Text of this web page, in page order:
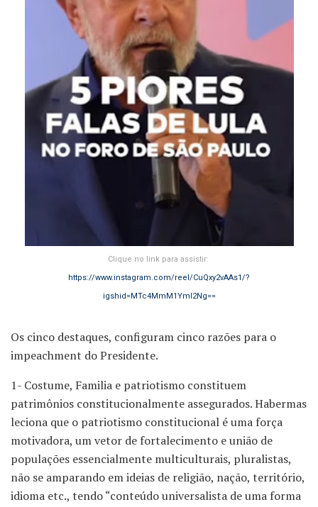
Clique no link para assistir:
https://www.instagram.com/reel/CuQxy2vAAs1/?
igshid=MTc4MmM1YmI2Ng==
Os cinco destaques, configuram cinco razões para o
impeachment do Presidente.
1- Costume, Familia e patriotismo constituem
patrimônios constitucionalmente assegurados. Habermas
leciona que o patriotismo constitucional é uma força
motivadora, um vetor de fortalecimento e união de
populações essencialmente multiculturais, pluralistas,
não se amparando em ideias de religião, nação, território,
idioma etc., tendo “conteúdo universalista de uma forma